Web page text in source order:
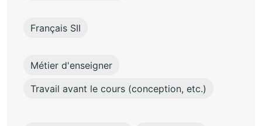
Français SII
Métier d'enseigner
Travail avant le cours (conception, etc.)